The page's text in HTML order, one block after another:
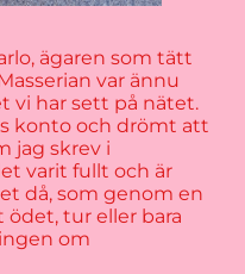
ägaren som tätt
var ännu
vi har sett på nätet.
konto och drömt att
jag skrev i
varit fullt och är
då, som genom en
tur eller bara
om